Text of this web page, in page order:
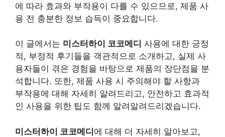
에 따라 효과와 부작용이 다를 수 있으므로, 제품 사
용 전 충분한 정보 습득이 중요합니다.
이 글에서는 미스터하이 코코메디 사용에 대한 긍정
적, 부정적 후기들을 객관적으로 소개하고, 실제 사
용자들이 겪은 경험을 바탕으로 제품의 장단점을 분
석합니다. 또한, 제품 사용 시 주의해야 할 사항과
부작용에 대해 자세히 알려드리고, 안전하고 효과적
인 사용을 위한 팁도 함께 알려알려드리겠습니다.
미스터하이 코코메디에 대해 더 자세히 알아보고,